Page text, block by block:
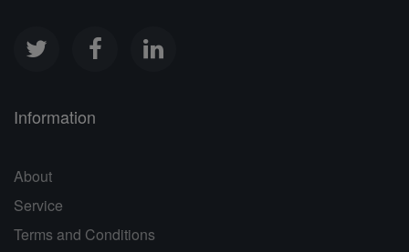
Information
About
Service
Terms and Conditions